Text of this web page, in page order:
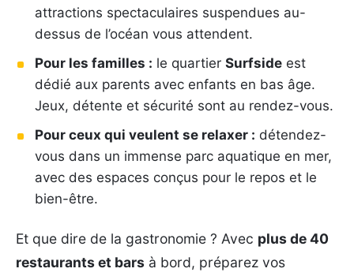
attractions spectaculaires suspendues au-
dessus de l’océan vous attendent.
Pour les familles : le quartier Surfside est
dédié aux parents avec enfants en bas âge.
Jeux, détente et sécurité sont au rendez-vous.
Pour ceux qui veulent se relaxer : détendez-
vous dans un immense parc aquatique en mer,
avec des espaces conçus pour le repos et le
bien-être.
Et que dire de la gastronomie ? Avec plus de 40
restaurants et bars à bord, préparez vos